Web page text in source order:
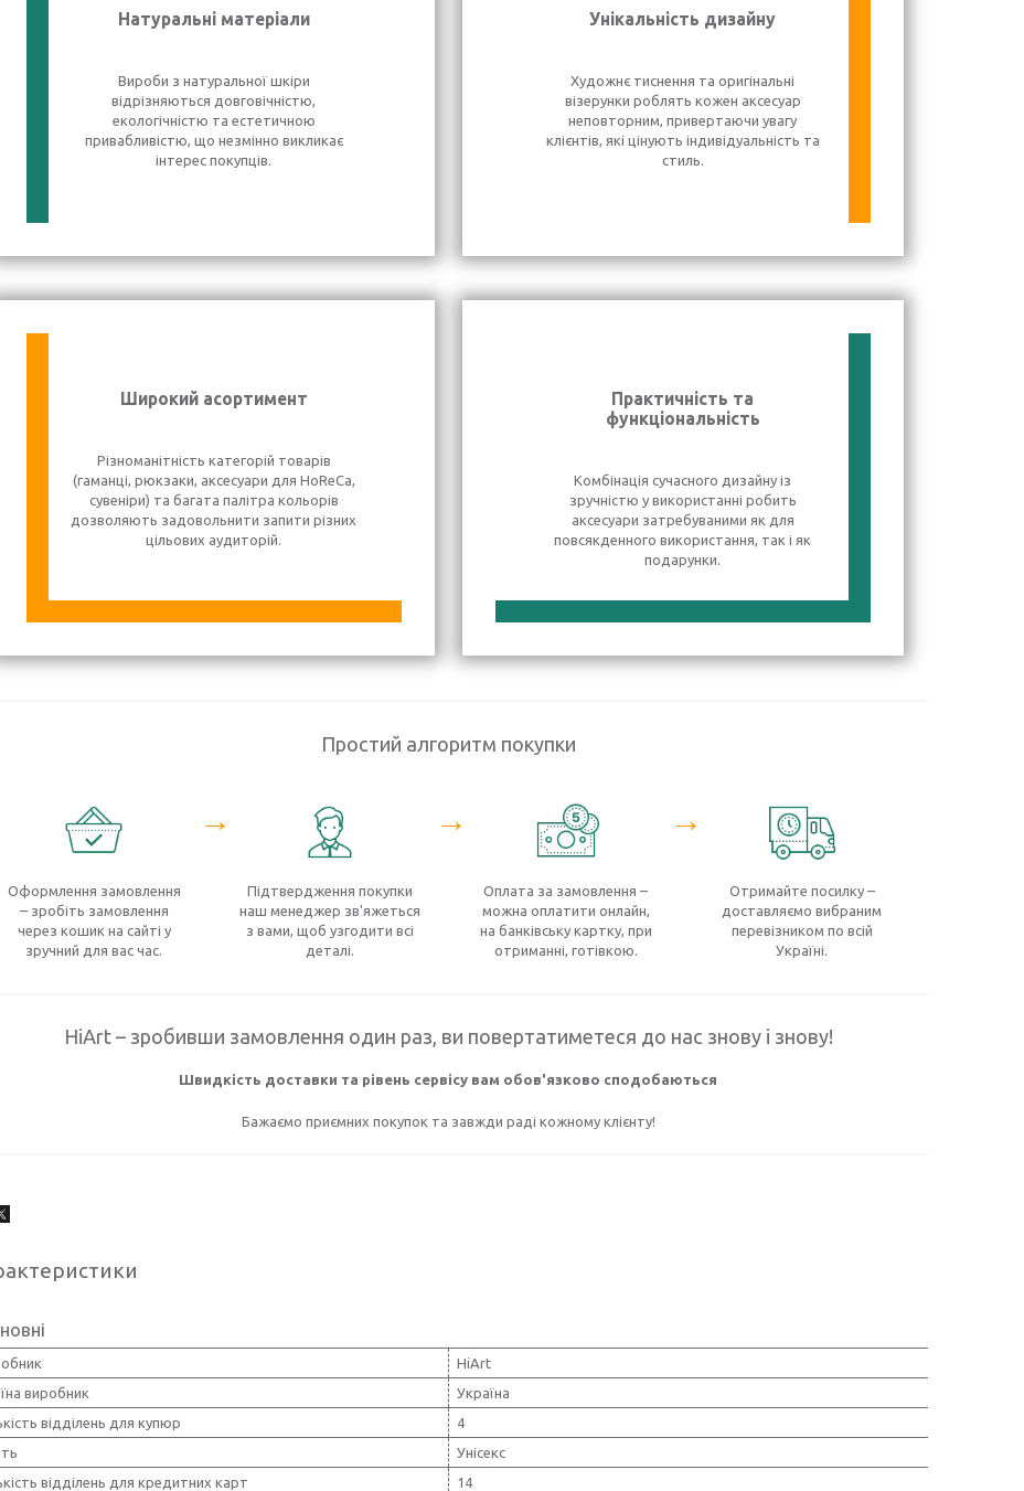
Натуральні матеріали
Вироби з натуральної шкіри
відрізняються довговічністю,
екологічністю та естетичною
привабливістю, що незмінно викликає
інтерес покупців.
Унікальність дизайну
Художнє тиснення та оригінальні
візерунки роблять кожен аксесуар
неповторним, привертаючи увагу
клієнтів, які цінують індивідуальність та
стиль.
Широкий асортимент
Різноманітність категорій товарів
(гаманці, рюкзаки, аксесуари для HoReCa,
сувеніри) та багата палітра кольорів
дозволяють задовольнити запити різних
цільових аудиторій.
Практичність та
функціональність
Комбінація сучасного дизайну із
зручністю у використанні робить
аксесуари затребуваними як для
повсякденного використання, так і як
подарунки.
Простий алгоритм покупки
Оформлення замовлення
– зробіть замовлення
через кошик на сайті у
зручний для вас час.
→
Підтвердження покупки
наш менеджер зв'яжеться
з вами, щоб узгодити всі
деталі.
→
Оплата за замовлення –
можна оплатити онлайн,
на банківську картку, при
отриманні, готівкою.
→
Отримайте посилку –
доставляємо вибраним
перевізником по всій
Україні.
HiArt – зробивши замовлення один раз, ви повертатиметеся до нас знову і знову!
Швидкість доставки та рівень сервісу вам обов'язково сподобаються
Бажаємо приємних покупок та завжди раді кожному клієнту!
HiArt
виробник
Україна
відділень для купюр
4
Унісекс
відділень для кредитних карт
14